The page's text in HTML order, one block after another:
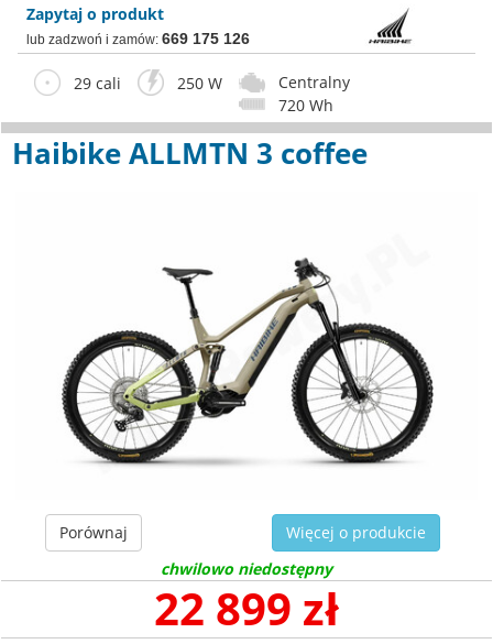
Zapytaj o produkt
lub zadzwoń i zamów: 669 175 126
29 cali 250 W
Centralny
720 Wh
Haibike ALLMTN 3 coffee
Porównaj
Więcej o produkcie
chwilowo niedostępny
22 899 zł